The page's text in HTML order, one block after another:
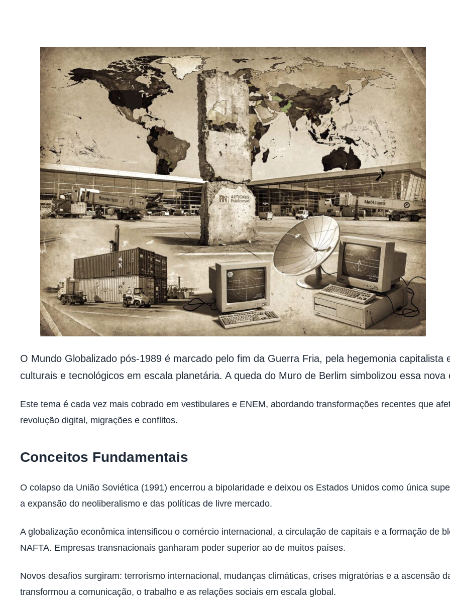
O Mundo Globalizado pós-1989 é marcado pelo fim da Guerra Fria, pela hegemonia
culturais e tecnológicos em escala planetária. A queda do Muro de Berlim simbolizou essa nova
Este tema é cada vez mais cobrado em vestibulares e ENEM, abordando transformações recentes que
revolução digital, migrações e conflitos.
Conceitos Fundamentais
O colapso da União Soviética (1991) encerrou a bipolaridade e deixou os Estados Unidos como única
a expansão do neoliberalismo e das políticas de livre mercado.
A globalização econômica intensificou o comércio internacional, a circulação de capitais e a formação de
NAFTA. Empresas transnacionais ganharam poder superior ao de muitos países.
Novos desafios surgiram: terrorismo internacional, mudanças climáticas, crises migratórias e a ascensão
transformou a comunicação, o trabalho e as relações sociais em escala global.